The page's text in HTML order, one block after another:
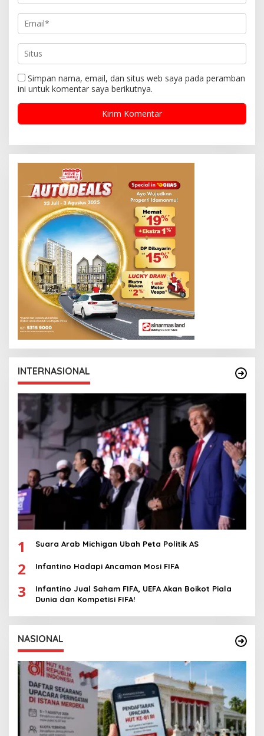
Simpan nama, email, dan situs web saya pada peramban
ini untuk komentar saya berikutnya.
INTERNASIONAL
1 Suara Arab Michigan Ubah Peta Politik AS
2 Infantino Hadapi Ancaman Mosi FIFA
3
Infantino Jual Saham FIFA, UEFA Akan Boikot Piala
Dunia dan Kompetisi FIFA!
NASIONAL